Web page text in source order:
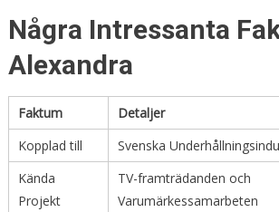
Några Intressanta
Alexandra
Faktum
Detaljer
Kopplad till
Svenska
Kända
Projekt
TV-framträdanden och
Varumärkessamarbeten